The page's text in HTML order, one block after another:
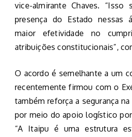
vice-almirante Chaves. “Isso
presença do Estado nessas
maior efetividade no
atribuições constitucionais”,
O acordo é semelhante a um
recentemente firmou com o
também reforça a segurança
por meio do apoio logístico
“A Itaipu é uma estrutura